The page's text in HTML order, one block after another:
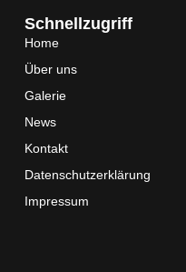
Schnellzugriff
Home
Über uns
Galerie
News
Kontakt
Datenschutzerklärung
Impressum